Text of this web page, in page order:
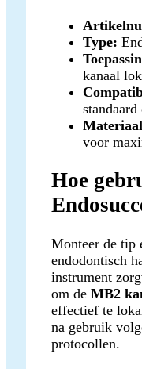
Type:
kanaal
standaard
voor
Hoe
Monteer de tip
endodontisch
instrument
om de MB2
effectief te
na gebruik
protocollen.